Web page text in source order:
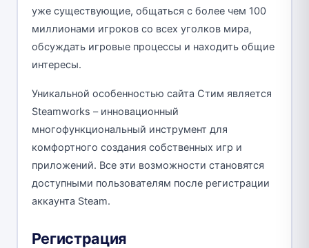
уже существующие, общаться с более чем 100
миллионами игроков со всех уголков мира,
обсуждать игровые процессы и находить общие
интересы.
Уникальной особенностью сайта Стим является
Steamworks – инновационный
многофункциональный инструмент для
комфортного создания собственных игр и
приложений. Все эти возможности становятся
доступными пользователям после регистрации
аккаунта Steam.
Регистрация